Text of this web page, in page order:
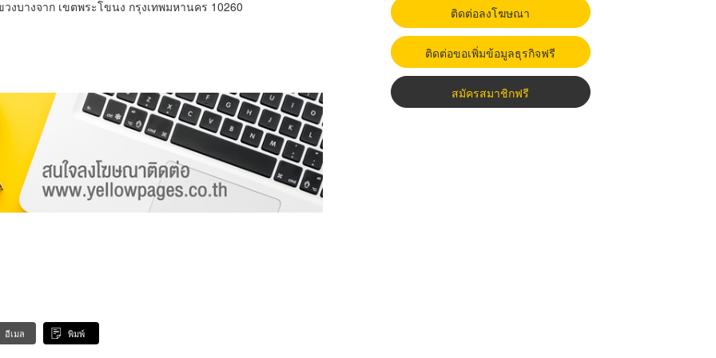
บางจาก เขตพระโขนง กรุงเทพมหานคร 10260
อีเมล พิมพ์
ติดต่อลงโฆษณา
ติดต่อขอเพิ่มข้อมูลธุรกิจฟรี
สมัครสมาชิกฟรี